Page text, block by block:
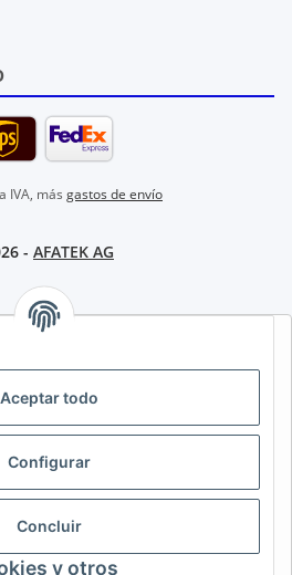
Aceptar todo
Configurar
Concluir
y otros
IVA, más gastos de envío
- AFATEK AG
| CHOISIR LA RÉGION ET LA
CH (DE) CH (FR)
(NL)